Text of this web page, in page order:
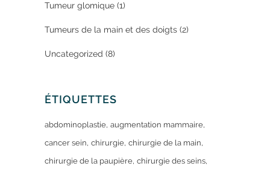
Tumeur glomique (1)
Tumeurs de la main et des doigts (2)
Uncategorized (8)
ÉTIQUETTES
abdominoplastie augmentation mammaire
cancer sein chirurgie chirurgie de la main
chirurgie de la paupière chirurgie des seins